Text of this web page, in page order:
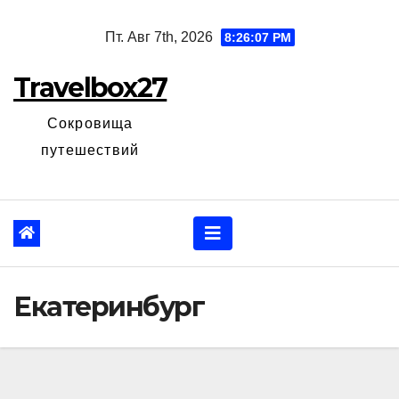
Пт. Авг 7th, 2026 8:26:08 PM
Travelbox27
Сокровища
путешествий
Екатеринбург